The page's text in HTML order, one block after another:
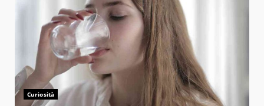
Curiosità